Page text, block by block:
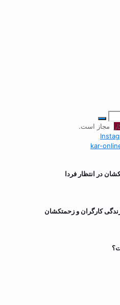
مجاز است.
در انتظار فردا
کارگران و زحمتکشان